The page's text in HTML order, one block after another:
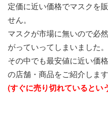
定価に近い価格でマスクを
せん。
マスクが市場に無いので必
がっていってしまいました。
その中でも最安値に近い価
の店舗・商品をご紹介します
(すぐに売り切れているとい